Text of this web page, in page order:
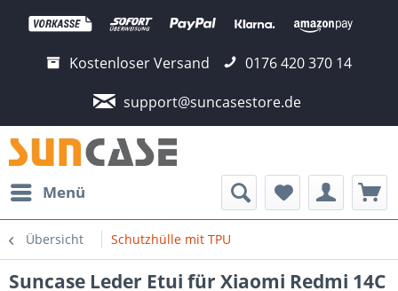
Kostenloser Versand
0176 420 370 14
support@suncasestore.de
Menü
Übersicht Schutzhülle mit TPU
Suncase Leder Etui für Xiaomi Redmi 14C